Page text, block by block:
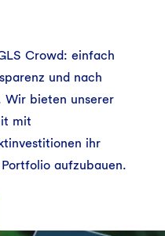
Crowd: einfach
und nach
Wir bieten unserer
mit
ihr
aufzubauen.